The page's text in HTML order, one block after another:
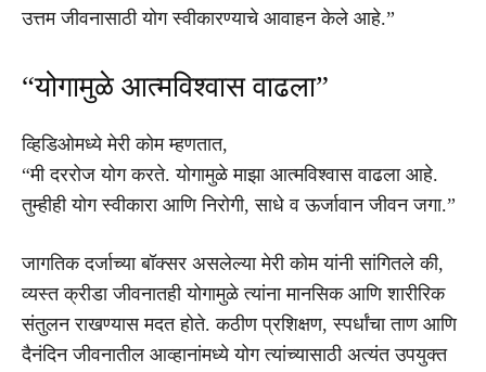
उत्तम जीवनासाठी योग स्वीकारण्याचे आवाहन केले आहे.”
“योगामुळे आत्मविश्वास वाढला”
व्हिडिओमध्ये मेरी कोम म्हणतात,
“मी दररोज योग करते. योगामुळे माझा आत्मविश्वास वाढला आहे.
तुम्हीही योग स्वीकारा आणि निरोगी, साधे व ऊर्जावान जीवन जगा.”
जागतिक दर्जाच्या बॉक्सर असलेल्या मेरी कोम यांनी सांगितले की,
व्यस्त क्रीडा जीवनातही योगामुळे त्यांना मानसिक आणि शारीरिक
संतुलन राखण्यास मदत होते. कठीण प्रशिक्षण, स्पर्धांचा ताण आणि
दैनंदिन जीवनातील आव्हानांमध्ये योग त्यांच्यासाठी अत्यंत उपयुक्त